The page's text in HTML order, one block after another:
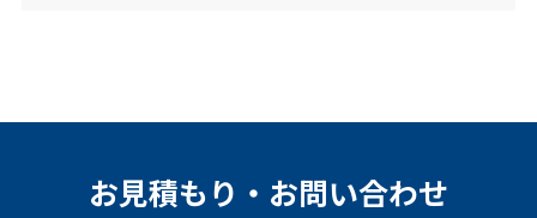
お見積もり・お問い合わせ